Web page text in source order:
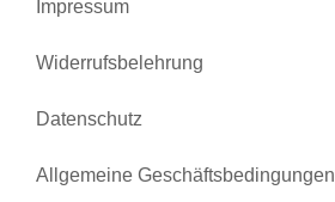
Impressum
Widerrufsbelehrung
Datenschutz
Allgemeine Geschäftsbedingungen